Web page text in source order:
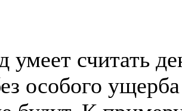
умеет считать
особого